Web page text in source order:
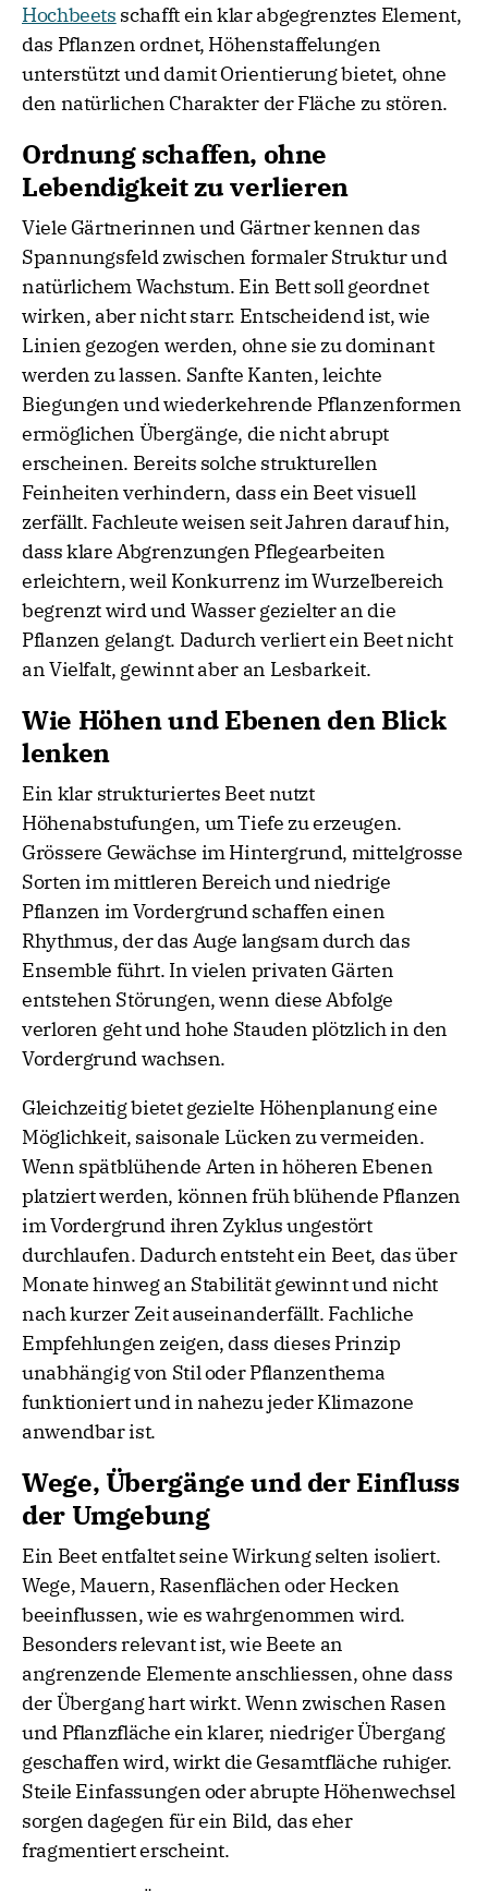
Hochbeets schafft ein klar abgegrenztes Element,
das Pflanzen ordnet, Höhenstaffelungen
unterstützt und damit Orientierung bietet, ohne
den natürlichen Charakter der Fläche zu stören.
Ordnung schaffen, ohne
Lebendigkeit zu verlieren
Viele Gärtnerinnen und Gärtner kennen das
Spannungsfeld zwischen formaler Struktur und
natürlichem Wachstum. Ein Bett soll geordnet
wirken, aber nicht starr. Entscheidend ist, wie
Linien gezogen werden, ohne sie zu dominant
werden zu lassen. Sanfte Kanten, leichte
Biegungen und wiederkehrende Pflanzenformen
ermöglichen Übergänge, die nicht abrupt
erscheinen. Bereits solche strukturellen
Feinheiten verhindern, dass ein Beet visuell
zerfällt. Fachleute weisen seit Jahren darauf hin,
dass klare Abgrenzungen Pflegearbeiten
erleichtern, weil Konkurrenz im Wurzelbereich
begrenzt wird und Wasser gezielter an die
Pflanzen gelangt. Dadurch verliert ein Beet nicht
an Vielfalt, gewinnt aber an Lesbarkeit.
Wie Höhen und Ebenen den Blick
lenken
Ein klar strukturiertes Beet nutzt
Höhenabstufungen, um Tiefe zu erzeugen.
Grössere Gewächse im Hintergrund, mittelgrosse
Sorten im mittleren Bereich und niedrige
Pflanzen im Vordergrund schaffen einen
Rhythmus, der das Auge langsam durch das
Ensemble führt. In vielen privaten Gärten
entstehen Störungen, wenn diese Abfolge
verloren geht und hohe Stauden plötzlich in den
Vordergrund wachsen.
Gleichzeitig bietet gezielte Höhenplanung eine
Möglichkeit, saisonale Lücken zu vermeiden.
Wenn spätblühende Arten in höheren Ebenen
platziert werden, können früh blühende Pflanzen
im Vordergrund ihren Zyklus ungestört
durchlaufen. Dadurch entsteht ein Beet, das über
Monate hinweg an Stabilität gewinnt und nicht
nach kurzer Zeit auseinanderfällt. Fachliche
Empfehlungen zeigen, dass dieses Prinzip
unabhängig von Stil oder Pflanzenthema
funktioniert und in nahezu jeder Klimazone
anwendbar ist.
Wege, Übergänge und der Einfluss
der Umgebung
Ein Beet entfaltet seine Wirkung selten isoliert.
Wege, Mauern, Rasenflächen oder Hecken
beeinflussen, wie es wahrgenommen wird.
Besonders relevant ist, wie Beete an
angrenzende Elemente anschliessen, ohne dass
der Übergang hart wirkt. Wenn zwischen Rasen
und Pflanzfläche ein klarer, niedriger Übergang
geschaffen wird, wirkt die Gesamtfläche ruhiger.
Steile Einfassungen oder abrupte Höhenwechsel
sorgen dagegen für ein Bild, das eher
fragmentiert erscheint.